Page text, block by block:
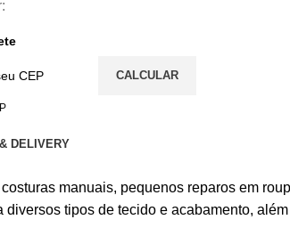
CALCULAR
DELIVERY
manuais, pequenos reparos em
tipos de tecido e acabamento,